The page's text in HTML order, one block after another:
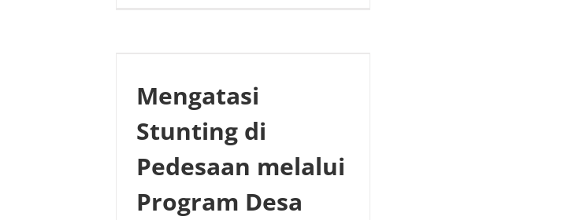
Mengatasi
Stunting di
Pedesaan melalui
Program Desa